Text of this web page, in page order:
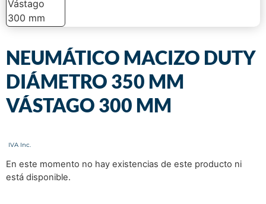
NEUMÁTICO MACIZO DUTY
DIÁMETRO 350 MM
VÁSTAGO 300 MM
En este momento no hay existencias de este producto ni
está disponible.